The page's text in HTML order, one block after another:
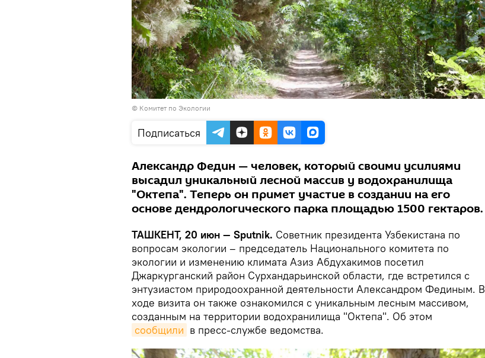
© Комитет по Экологии
Подписаться
Александр Федин — человек, который своими усилиями
высадил уникальный лесной массив у водохранилища
"Октепа". Теперь он примет участие в создании на его
основе дендрологического парка площадью 1500 гектаров.
ТАШКЕНТ, 20 июн — Sputnik. Советник президента Узбекистана по
вопросам экологии – председатель Национального комитета по
экологии и изменению климата Азиз Абдухакимов посетил
Джаркурганский район Сурхандарьинской области, где встретился с
энтузиастом природоохранной деятельности Александром Фединым. В
ходе визита он также ознакомился с уникальным лесным массивом,
созданным на территории водохранилища "Октепа". Об этом
сообщили в пресс-службе ведомства.